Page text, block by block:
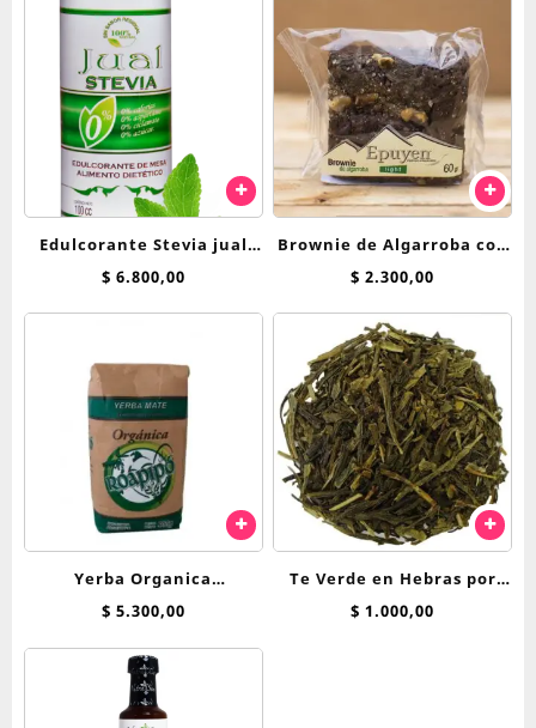
Edulcorante Stevia jual
250cc liquida
$ 6.800,00
Brownie de Algarroba con
Nuez Epuyen 60 g
$ 2.300,00
Yerba Organica
Tradicional Roapipo 500 g
$ 5.300,00
Te Verde en Hebras por
100 Grs
$ 1.000,00